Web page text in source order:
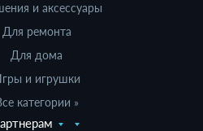
и аксессуары
Для ремонта
Для дома
и игрушки
категории »